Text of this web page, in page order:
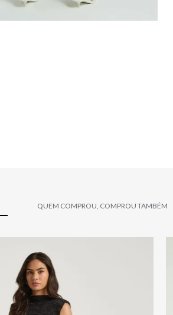
QUEM COMPROU, COMPROU TAMBÉM